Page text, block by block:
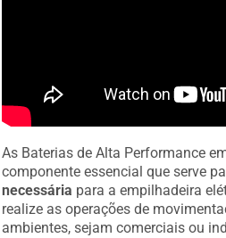
As Baterias de Alta Performance
componente essencial que serve
necessária para a empilhadeira
realize as operações de
ambientes, sejam comerciais ou